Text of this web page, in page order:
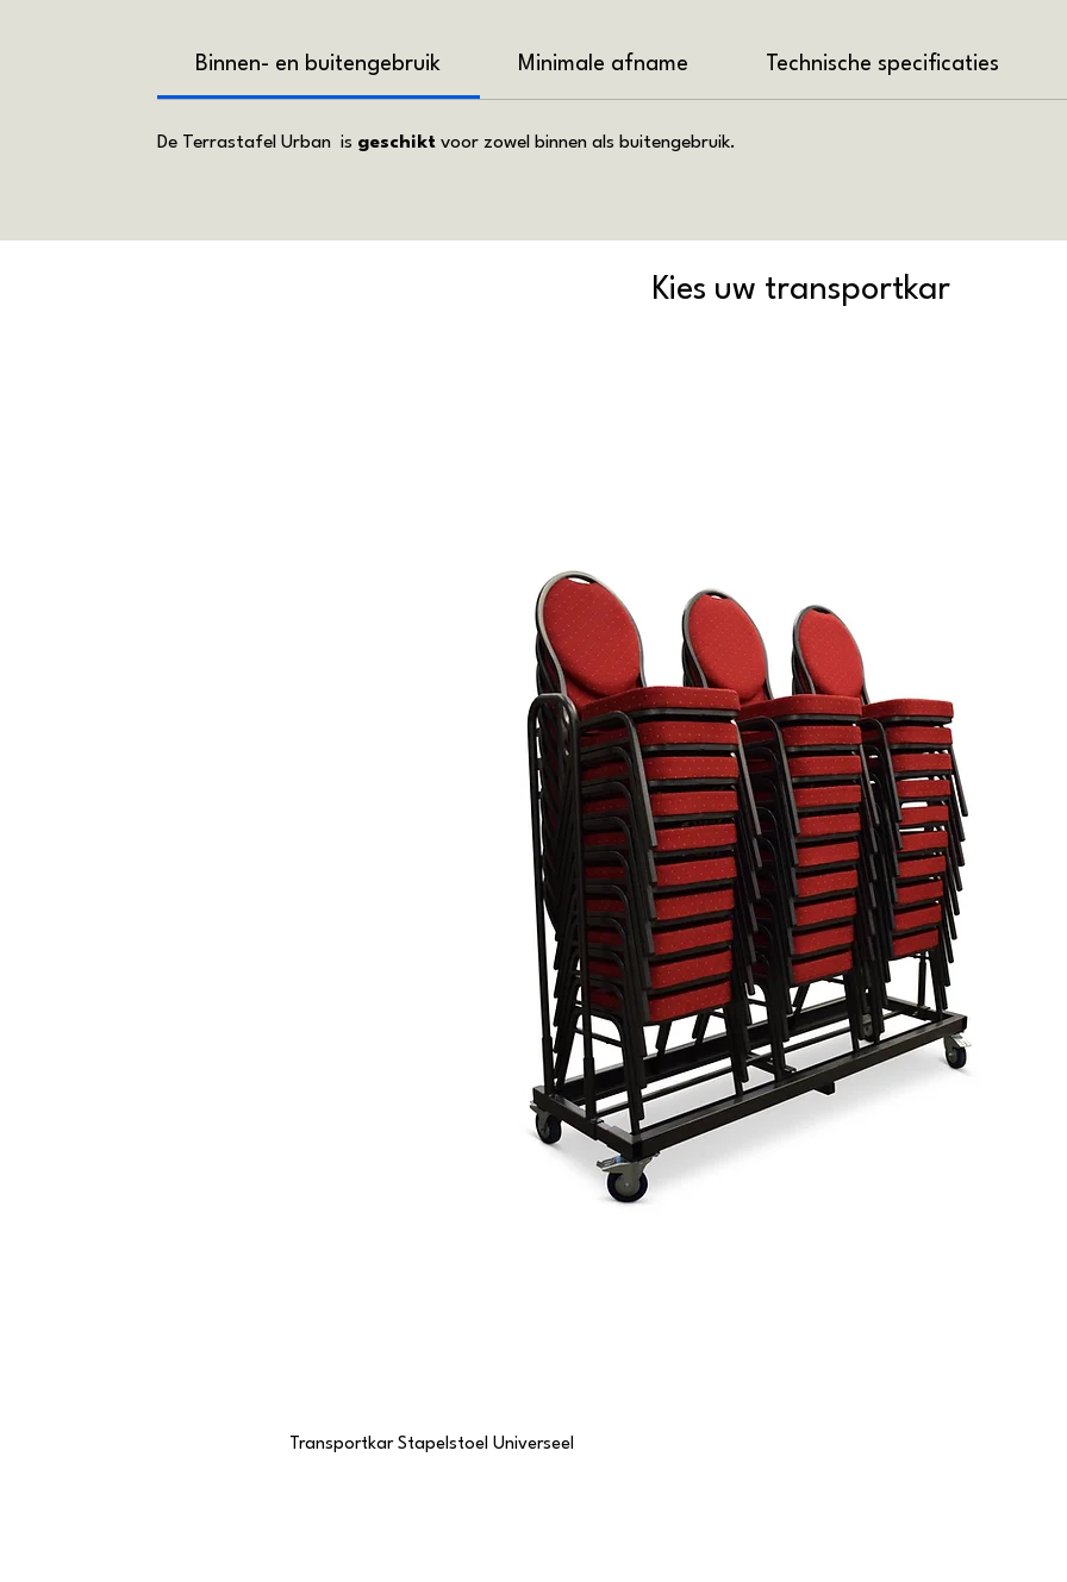
Binnen- en buitengebruik Minimale afname Technische specificaties
De Terrastafel Urban is geschikt voor zowel binnen als buitengebruik.
Kies uw transportkar
Transportkar Stapelstoel Universeel